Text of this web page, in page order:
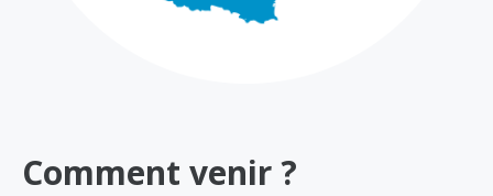
Comment venir ?